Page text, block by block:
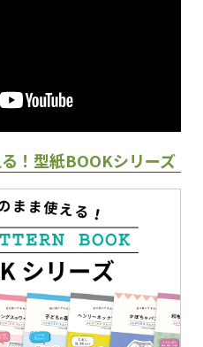
！型紙BOOKシリーズ